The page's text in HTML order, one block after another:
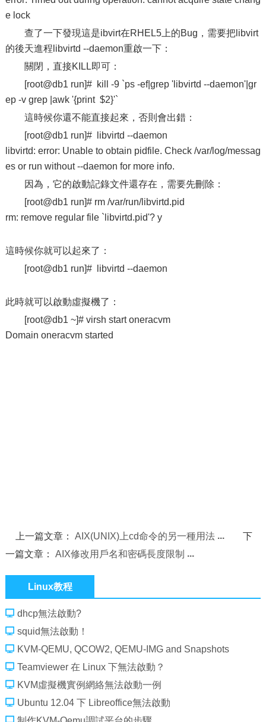
e lock
查了一下發現這是ibvirt在RHEL5上的Bug，需要把libvirt
的後天進程libvirtd --daemon重啟一下：
關閉，直接KILL即可：
[root@db1 run]# kill -9 `ps -ef|grep 'libvirtd --daemon'|gr
ep -v grep |awk '{print $2}'`
這時候你還不能直接起來，否則會出錯：
[root@db1 run]# libvirtd --daemon
libvirtd: error: Unable to obtain pidfile. Check /var/log/messag
es or run without --daemon for more info.
因為，它的啟動記錄文件還存在，需要先刪除：
[root@db1 run]# rm /var/run/libvirtd.pid
rm: remove regular file `libvirtd.pid'? y
這時候你就可以起來了：
[root@db1 run]# libvirtd --daemon
此時就可以啟動虛擬機了：
[root@db1 ~]# virsh start oneracvm
Domain oneracvm started
上一篇文章：AIX(UNIX)上cd命令的另一種用法
下
一篇文章： AIX修改用戶名和密碼長度限制
Linux教程
dhcp無法啟動?
squid無法啟動！
KVM-QEMU, QCOW2, QEMU-IMG and Snapshots
Teamviewer 在 Linux 下無法啟動？
KVM虛擬機實例網絡無法啟動一例
Ubuntu 12.04 下 Libreoffice無法啟動